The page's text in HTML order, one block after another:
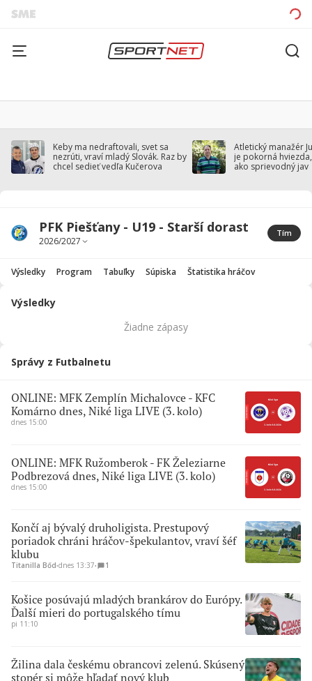
Keby ma nedraftovali, svet sa
nezrúti, vraví mladý Slovák. Raz by
chcel sedieť vedľa Kučerova
Atletický manažér
je pokorná
ako sprievodný jav
PFK Piešťany - U19 - Starší dorast Tím
Výsledky Program Tabuľky Súpiska Štatistika hráčov
Výsledky
Žiadne zápasy
Správy z Futbalnetu
ONLINE: MFK Zemplín Michalovce - KFC
Komárno dnes, Niké liga LIVE (3. kolo)
dnes 15:00
ONLINE: MFK Ružomberok - FK Železiarne
Podbrezová dnes, Niké liga LIVE (3. kolo)
dnes 15:00
Končí aj bývalý druholigista. Prestupový
poriadok chráni hráčov-špekulantov, vraví šéf
klubu
Titanilla Bőd∙dnes 13:37∙ 1
Košice posúvajú mladých brankárov do Európy.
Ďalší mieri do portugalského tímu
pi 11:10
Žilina dala českému obrancovi zelenú. Skúsený
stopér si môže hľadať nový klub